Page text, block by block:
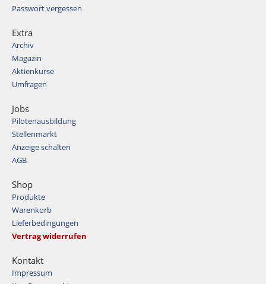
Passwort vergessen
Extra
Archiv
Magazin
Aktienkurse
Umfragen
Jobs
Pilotenausbildung
Stellenmarkt
Anzeige schalten
AGB
Shop
Produkte
Warenkorb
Lieferbedingungen
Vertrag widerrufen
Kontakt
Impressum